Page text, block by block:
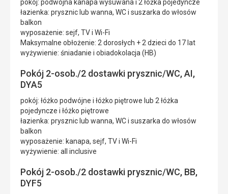
pokój: podwójna kanapa wysuwana i 2 łóżka pojedyncze
łazienka: prysznic lub wanna, WC i suszarka do włosów
balkon
wyposażenie: sejf, TV i Wi-Fi
Maksymalne obłożenie: 2 dorosłych + 2 dzieci do 17 lat
wyżywienie: śniadanie i obiadokolacja (HB)
Pokój 2-osob./2 dostawki prysznic/WC, AI,
DYA5
pokój: łóżko podwójne i łóżko piętrowe lub 2 łóżka
pojedyncze i łóżko piętrowe
łazienka: prysznic lub wanna, WC i suszarka do włosów
balkon
wyposażenie: kanapa, sejf, TV i Wi-Fi
wyżywienie: all inclusive
Pokój 2-osob./2 dostawki prysznic/WC, BB,
DYF5